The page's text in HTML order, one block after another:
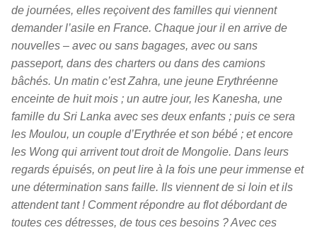
de journées, elles reçoivent des familles qui viennent
demander l’asile en France. Chaque jour il en arrive de
nouvelles – avec ou sans bagages, avec ou sans
passeport, dans des charters ou dans des camions
bâchés. Un matin c’est Zahra, une jeune Erythréenne
enceinte de huit mois ; un autre jour, les Kanesha, une
famille du Sri Lanka avec ses deux enfants ; puis ce sera
les Moulou, un couple d’Erythrée et son bébé ; et encore
les Wong qui arrivent tout droit de Mongolie. Dans leurs
regards épuisés, on peut lire à la fois une peur immense et
une détermination sans faille. Ils viennent de si loin et ils
attendent tant ! Comment répondre au flot débordant de
toutes ces détresses, de tous ces besoins ? Avec ces